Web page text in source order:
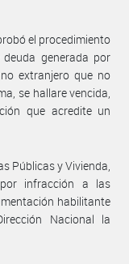
el procedimiento
generada por
extranjero que no
se hallare vencida,
que acredite un
Públicas y Vivienda,
infracción a las
habilitante
Nacional la